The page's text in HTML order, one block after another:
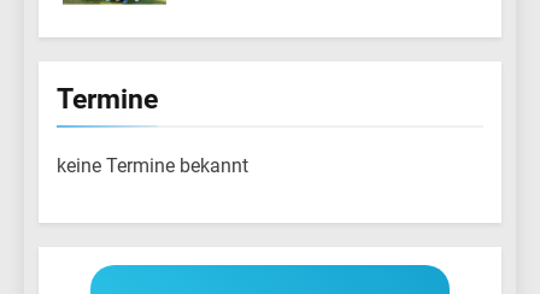
Termine
keine Termine bekannt